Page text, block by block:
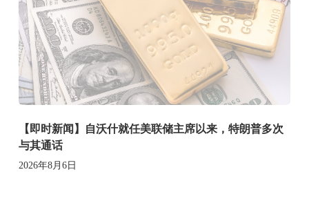
【即时新闻】自沃什就任美联储主席以来，特朗普多次
与其通话
2026年8月6日